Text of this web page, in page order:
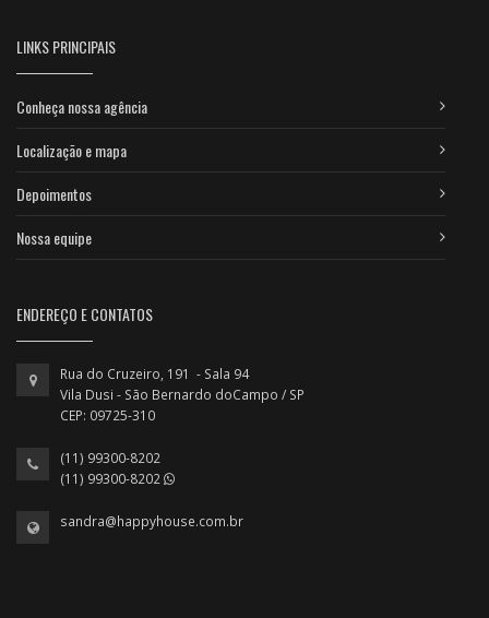
LINKS PRINCIPAIS
Conheça nossa agência
Localização e mapa
Depoimentos
Nossa equipe
ENDEREÇO E CONTATOS
Rua do Cruzeiro, 191 - Sala 94
Vila Dusi - São Bernardo doCampo / SP
CEP: 09725-310
(11) 99300-8202
(11) 99300-8202
sandra@happyhouse.com.br